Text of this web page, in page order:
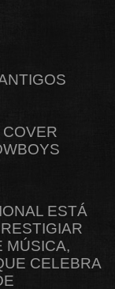
ESTÁ
MÚSICA,
CELEBRA